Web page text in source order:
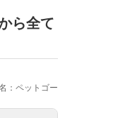
ら全て
：ペットゴー